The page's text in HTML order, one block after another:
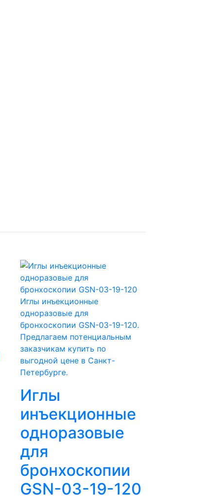
Иглы инъекционные
одноразовые для
бронхоскопии GSN-03-19-120.
Предлагаем потенциальным
заказчикам купить по
выгодной цене в Санкт-
Петербурге.
Иглы
инъекционные
одноразовые
для
бронхоскопии
GSN-03-19-120